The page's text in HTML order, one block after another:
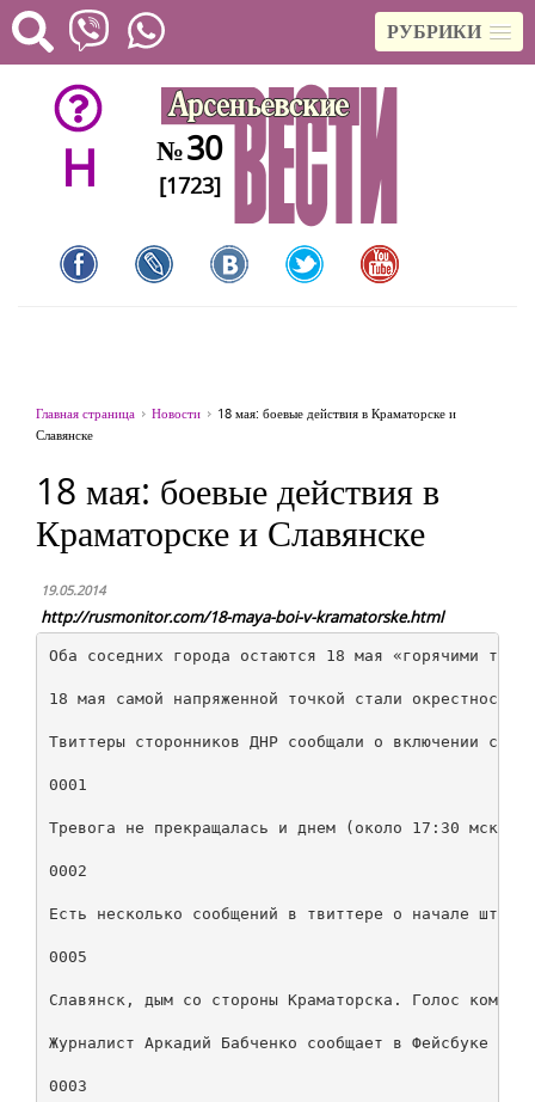
РУБРИКИ
H №30
[1723]
Главная страница Новости
18 мая: боевые действия в Краматорске и
Славянске
18 мая: боевые действия в
Краматорске и Славянске
19.05.2014
http://rusmonitor.com/18-maya-boi-v-kramatorske.html
Оба соседних города остаются 18 мая «горячими
18 мая самой напряженной точкой стали
Твиттеры сторонников ДНР сообщали о включении
0001
Тревога не прекращалась и днем (около 17:30 мск):
0002
Есть несколько сообщений в твиттере о начале
0005
Славянск, дым со стороны Краматорска. Голос
Журналист Аркадий Бабченко сообщает в Фейсбуке
0003